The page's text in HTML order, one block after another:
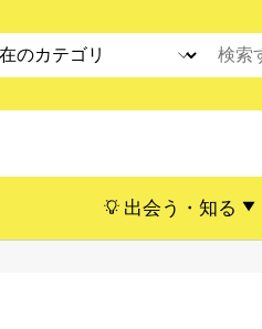
出会う・知る